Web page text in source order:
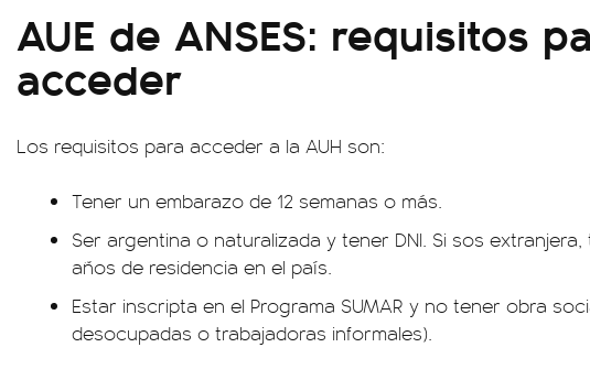
AUE de ANSES: requisitos
acceder
Los requisitos para acceder a la AUH son:
Tener un embarazo de 12 semanas o más.
Ser argentina o naturalizada y tener DNI. Si sos
años de residencia en el país.
Estar inscripta en el Programa SUMAR y no tener obra
desocupadas o trabajadoras informales).